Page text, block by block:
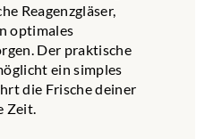
Reagenzgläser,
optimales
Der praktische
ein simples
die Frische deiner
Zeit.